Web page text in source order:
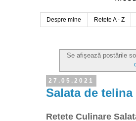
Despre mine Retete A - Z
Se afișează postările
27.05.2021
Salata de telina
Retete Culinare